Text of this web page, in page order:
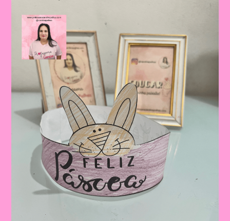
Tradições